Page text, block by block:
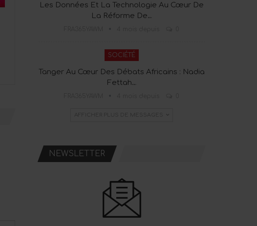
Les Données Et La Technologie Au Cœur De
La Réforme De…
SOCIÉTÉ
Tanger Au Cœur Des Débats Africains : Nadia
Fettah…
AFFICHER PLUS DE MESSAGES
NEWSLETTER